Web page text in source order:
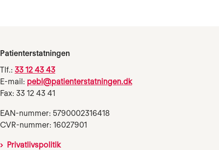
Patienterstatningen
Tlf.: 33 12 43 43
E-mail: pebl@patienterstatningen.dk
Fax: 33 12 43 41
EAN-nummer: 5790002316418
CVR-nummer: 16027901
Privatlivspolitik